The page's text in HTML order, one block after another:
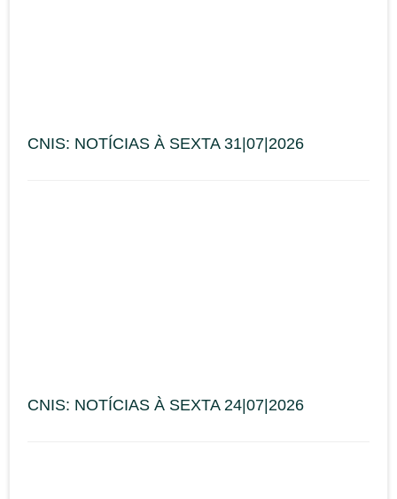
CNIS: NOTÍCIAS À SEXTA 31|07|2026
CNIS: NOTÍCIAS À SEXTA 24|07|2026